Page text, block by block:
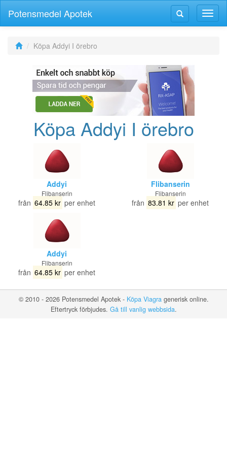
Växla
Växla
navigering
Potensmedel Apotek
Köpa Addyi I örebro
Köpa Addyi I örebro
Addyi
Flibanserin
från 64.85 kr per enhet
Flibanserin
Flibanserin
från 83.81 kr per enhet
Addyi
Flibanserin
från 64.85 kr per enhet
© 2010 - 2026 Potensmedel Apotek - Köpa Viagragenerisk online.
Eftertryck förbjudes. Gå till vanlig webbsida.